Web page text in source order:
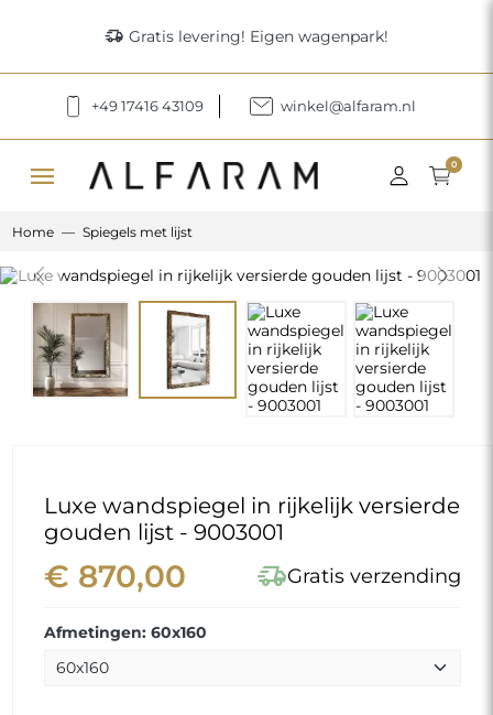
delivery_truck_speed Gratis levering! Eigen wagenpark!
+49 17416 43109 winkel@alfaram.nl
menu 0
Home Spiegels met lijst
Previous Next
Luxe wandspiegel in rijkelijk versierde
gouden lijst - 9003001
€ 870,00 delivery_truck_speedGratis verzending
Afmetingen: 60x160